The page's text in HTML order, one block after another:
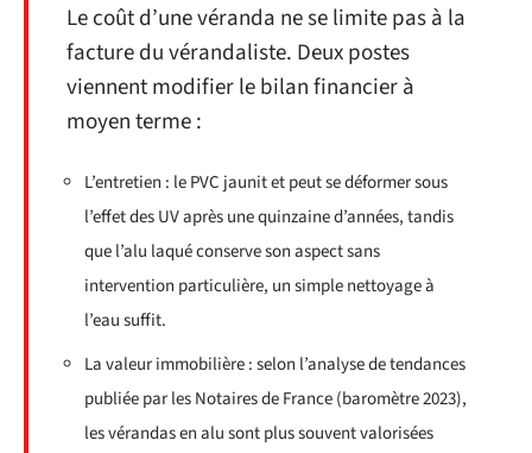
Le coût d’une véranda ne se limite pas à la
facture du vérandaliste. Deux postes
viennent modifier le bilan financier à
moyen terme :
L’entretien : le PVC jaunit et peut se déformer sous
l’effet des UV après une quinzaine d’années, tandis
que l’alu laqué conserve son aspect sans
intervention particulière, un simple nettoyage à
l’eau suffit.
La valeur immobilière : selon l’analyse de tendances
publiée par les Notaires de France (baromètre 2023),
les vérandas en alu sont plus souvent valorisées